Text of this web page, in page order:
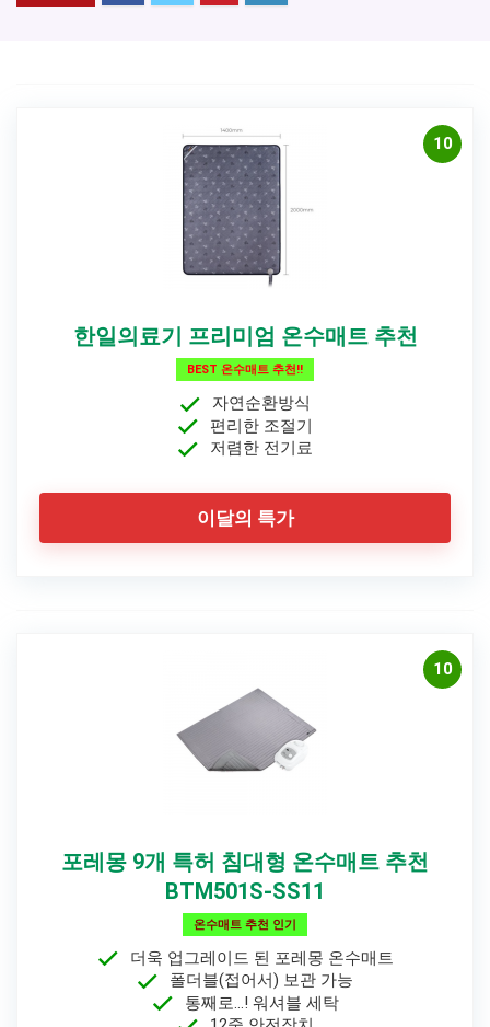
10
한일의료기 프리미엄 온수매트 추천
BEST 온수매트 추천!!
자연순환방식
편리한 조절기
저렴한 전기료
이달의 특가
10
포레몽 9개 특허 침대형 온수매트 추천
BTM501S-SS11
온수매트 추천 인기
더욱 업그레이드 된 포레몽 온수매트
폴더블(접어서) 보관 가능
통째로…! 워셔블 세탁